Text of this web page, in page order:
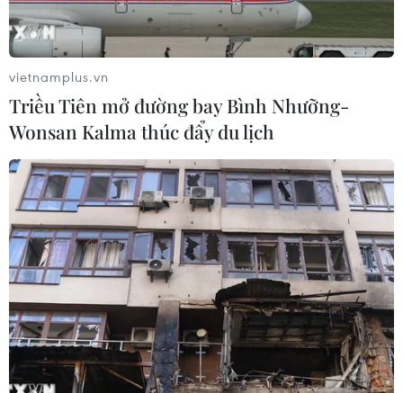
vietnamplus.vn
Triều Tiên mở đường bay Bình Nhưỡng-
Wonsan Kalma thúc đẩy du lịch